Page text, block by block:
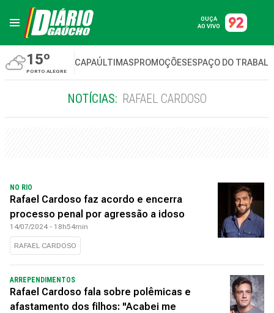
OUÇA
AO VIVO
15º
PORTO ALEGRE
CAPAÚLTIMASPROMOÇÕESESPAÇO DO
NOTÍCIAS: RAFAEL CARDOSO
NO RIO
Rafael Cardoso faz acordo e encerra
processo penal por agressão a idoso
14/07/2024 - 18h54min
RAFAEL CARDOSO
ARREPENDIMENTOS
Rafael Cardoso fala sobre polêmicas e
afastamento dos filhos: "Acabei me